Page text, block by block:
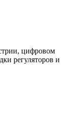
цифровом
регуляторов и